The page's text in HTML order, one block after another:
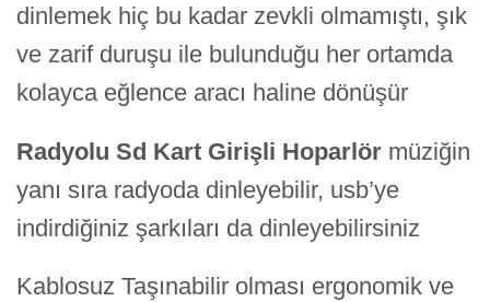
dinlemek hiç bu kadar zevkli olmamıştı, şık
ve zarif duruşu ile bulunduğu her ortamda
kolayca eğlence aracı haline dönüşür
Radyolu Sd Kart Girişli Hoparlör müziğin
yanı sıra radyoda dinleyebilir, usb’ye
indirdiğiniz şarkıları da dinleyebilirsiniz
Kablosuz Taşınabilir olması ergonomik ve